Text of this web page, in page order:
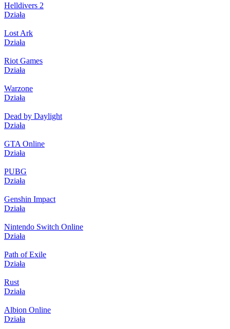
Helldivers 2
Działa
Lost Ark
Działa
Riot Games
Działa
Warzone
Działa
Dead by Daylight
Działa
GTA Online
Działa
PUBG
Działa
Genshin Impact
Działa
Nintendo Switch Online
Działa
Path of Exile
Działa
Rust
Działa
Albion Online
Działa